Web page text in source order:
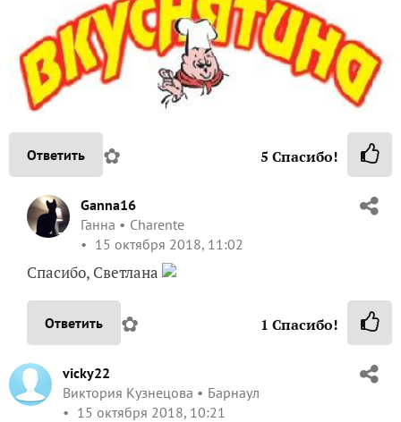
Ответить ✿ 5 Спасибо!
Ganna16
Ганна
Charente
15 октября 2018, 11:02
Спасибо, Светлана
Ответить ✿ 1 Спасибо!
vicky22
Виктория Кузнецова
Барнаул
15 октября 2018, 10:21